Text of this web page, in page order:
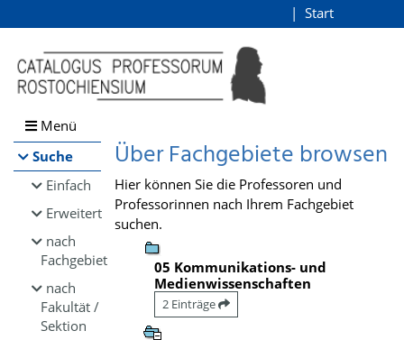
Browsen
direkt zum Inhalt
Start
Menü
Suche
Einfach
Erweitert
nach
Fachgebiet
nach
Fakultät /
Sektion
Über Fachgebiete browsen
Hier können Sie die Professoren und
Professorinnen nach Ihrem Fachgebiet
suchen.
05 Kommunikations- und
Medienwissenschaften
2 Einträge